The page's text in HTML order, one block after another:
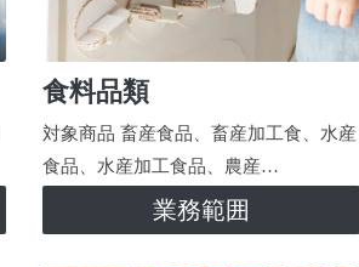
食料品類
対象商品 畜産食品、畜産加工食、水産
食品、水産加工食品、農産…
業務範囲